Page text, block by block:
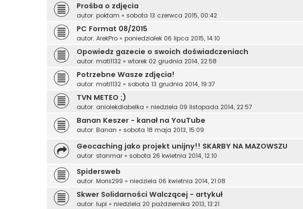
Prośba o zdjęcia
autor: poktam » sobota 13 czerwca 2015, 00:42
PC Format 08/2015
autor: ArekPro » poniedziałek 06 lipca 2015, 14:10
Opowiedz gazecie o swoich doświadczeniach
autor: mati1132 » wtorek 02 grudnia 2014, 22:58
Potrzebne Wasze zdjęcia!
autor: mati1132 » sobota 13 grudnia 2014, 19:37
TVN METEO ;)
autor: aniolekdiabelka » niedziela 09 listopada 2014, 22:57
Banan Keszer - kanał na YouTube
autor: Banan » sobota 18 maja 2013, 15:09
Geocaching jako projekt unijny!! SKARBY NA MAZOWSZU
autor: stanmar » sobota 26 kwietnia 2014, 12:10
Spidersweb
autor: Moris299 » niedziela 06 kwietnia 2014, 21:08
Skwer Solidarności Walczącej - artykuł
autor: lupi » niedziela 20 października 2013, 13:21